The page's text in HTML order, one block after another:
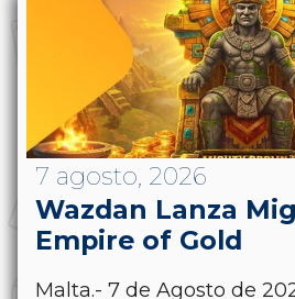
7 agosto, 2026
Wazdan Lanza
Empire of Gold
Malta.- 7 de Agosto de